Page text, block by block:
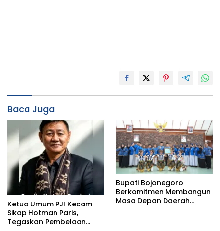
Baca Juga
Ketua Umum PJI Kecam
Sikap Hotman Paris,
Tegaskan Pembelaan
Bupati Bojonegoro
Berkomitmen Membangun
Masa Depan Daerah